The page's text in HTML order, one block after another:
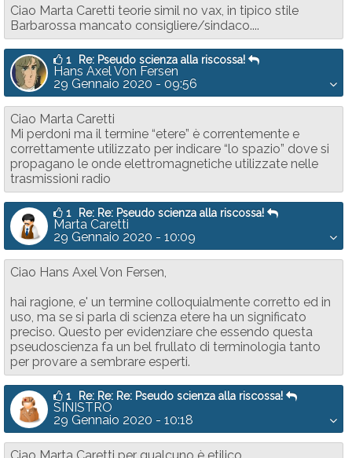
Ciao Marta Caretti teorie simil no vax, in tipico stile
Barbarossa mancato consigliere/sindaco....
1 Re: Pseudo scienza alla riscossa!
Hans Axel Von Fersen
29 Gennaio 2020 - 09:56
Ciao Marta Caretti
Mi perdoni ma il termine “etere” è correntemente e
correttamente utilizzato per indicare “lo spazio” dove si
propagano le onde elettromagnetiche utilizzate nelle
trasmissioni radio
1 Re: Re: Pseudo scienza alla riscossa!
Marta Caretti
29 Gennaio 2020 - 10:09
Ciao Hans Axel Von Fersen,
hai ragione, e' un termine colloquialmente corretto ed in
uso, ma se si parla di scienza etere ha un significato
preciso. Questo per evidenziare che essendo questa
pseudoscienza fa un bel frullato di terminologia tanto
per provare a sembrare esperti.
1 Re: Re: Re: Pseudo scienza alla riscossa!
SINISTRO
29 Gennaio 2020 - 10:18